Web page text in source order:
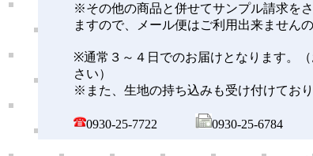
※その他の商品と併せてサンプル請求を
ますので、メール便はご利用出来ません
※通常３～４日でのお届けとなります。
さい）
※また、生地の持ち込みも受け付けてお
0930-25-7722 0930-25-6784